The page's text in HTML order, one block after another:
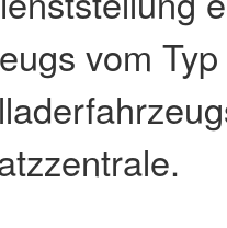
vom